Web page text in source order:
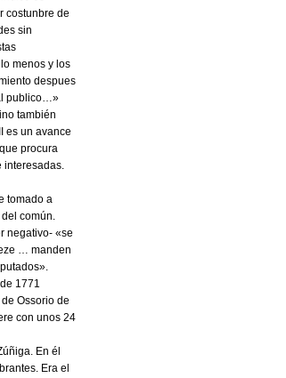
costunbre de
sin
menos y los
despues
publico…»
también
es un avance
procura
interesadas.
tomado a
común.
negativo- «se
… manden
1771
Ossorio de
con unos 24
En él
Era el